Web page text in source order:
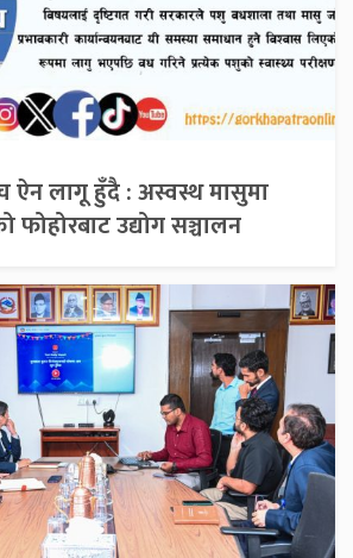
लागू हुँदै : अस्वस्थ मासुमा
उद्योग सञ्चालन